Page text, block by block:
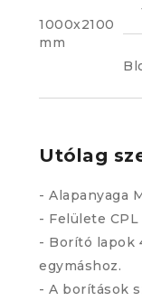
1000x2100
mm
Utólag
- Alapanyaga
- Felülete
- Borító lapok
egymáshoz.
- A borítások